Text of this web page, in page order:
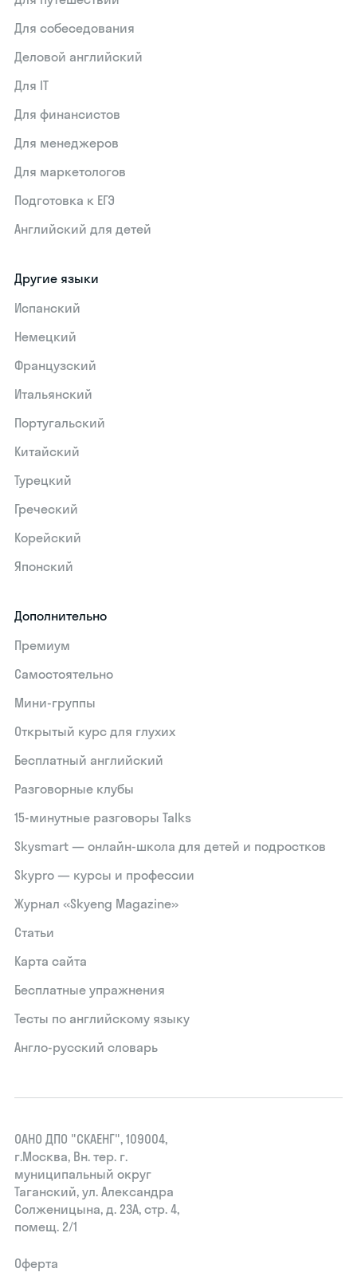
Для собеседования
Деловой английский
Для IT
Для финансистов
Для менеджеров
Для маркетологов
Подготовка к ЕГЭ
Английский для детей
Другие языки
Испанский
Немецкий
Французский
Итальянский
Португальский
Китайский
Турецкий
Греческий
Корейский
Японский
Дополнительно
Премиум
Самостоятельно
Мини-группы
Открытый курс для глухих
Бесплатный английский
Разговорные клубы
15‑минутные разговоры Talks
Skysmart — онлайн-школа для детей и подростков
Skypro — курсы и профессии
Журнал «Skyeng Magazine»
Статьи
Карта сайта
Бесплатные упражнения
Тесты по английскому языку
Англо-русский словарь
ОАНО ДПО "СКАЕНГ", 109004,
г.Москва, Вн. тер. г.
муниципальный округ
Таганский, ул. Александра
Солженицына, д. 23А, стр. 4,
помещ. 2/1
Оферта